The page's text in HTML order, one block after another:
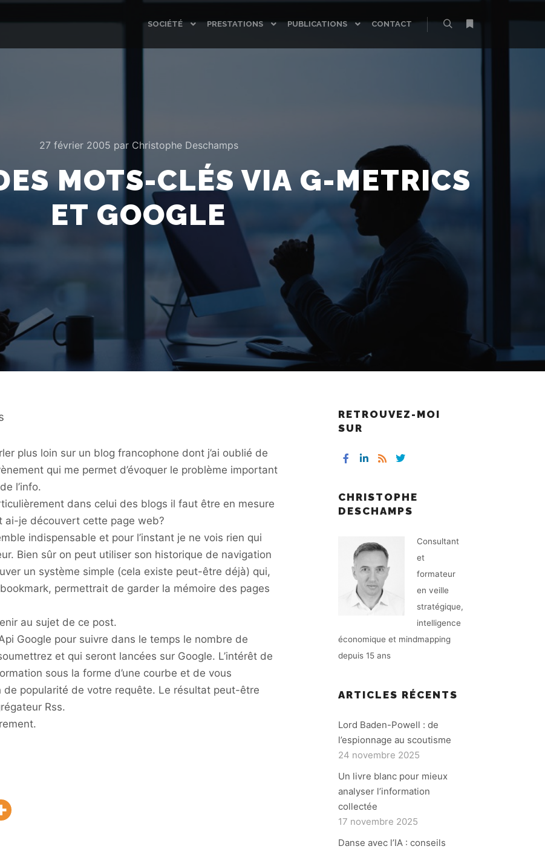
SOCIÉTÉ PRESTATIONS PUBLICATIONS
CONTACT
27 février 2005 par Christophe Deschamps
MOTS-CLÉS VIA G-METRICS
ET GOOGLE
plus loin sur un blog francophone dont j’ai oublié de
qui me permet d’évoquer le problème important
l’info.
dans celui des blogs il faut être en mesure
ai-je découvert cette page web?
indispensable et pour l’instant je ne vois rien qui
Bien sûr on peut utiliser son historique de navigation
un système simple (cela existe peut-être déjà) qui,
permettrait de garder la mémoire des pages
au sujet de ce post.
Google pour suivre dans le temps le nombre de
et qui seront lancées sur Google. L’intérêt de
sous la forme d’une courbe et de vous
popularité de votre requête. Le résultat peut-être
Rss.
RETROUVEZ-MOI
SUR
CHRISTOPHE
DESCHAMPS
Consultant
et
formateur
en veille
stratégique,
intelligence
économique et mindmapping
depuis 15 ans
ARTICLES RÉCENTS
Lord Baden-Powell : de
l’espionnage au scoutisme
24 novembre 2025
Un livre blanc pour mieux
analyser l’information
collectée
17 novembre 2025
Danse avec l’IA : conseils